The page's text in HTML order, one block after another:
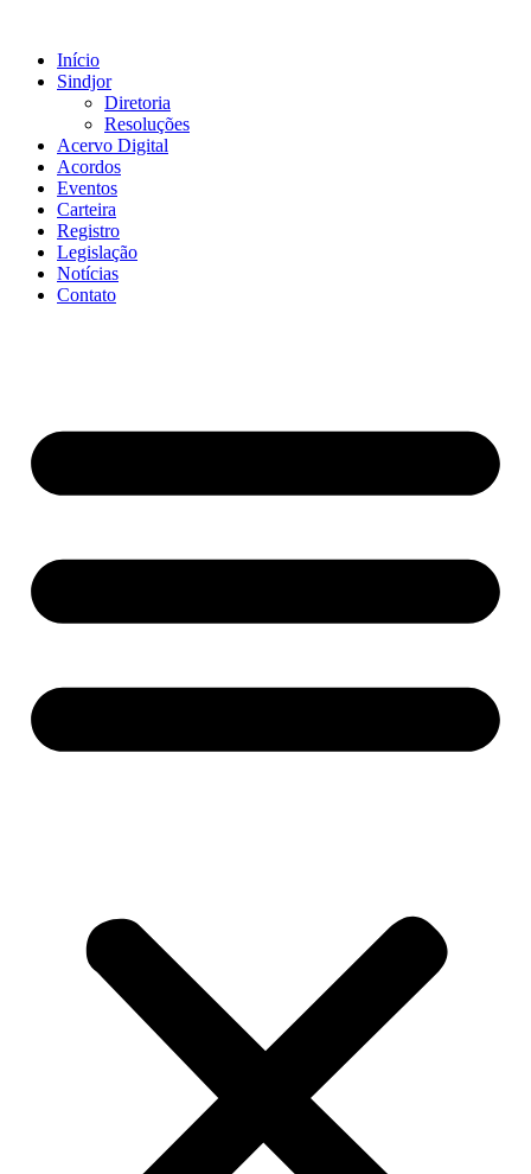
conteúdo
Início
Sindjor
Diretoria
Resoluções
Acervo Digital
Acordos
Eventos
Carteira
Registro
Legislação
Notícias
Contato